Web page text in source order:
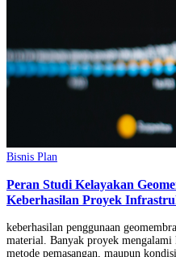
Bisnis Plan
Peran Studi Kelayakan
Keberhasilan Proyek
keberhasilan penggunaan
material. Banyak proyek mengalami
metode pemasangan, maupun